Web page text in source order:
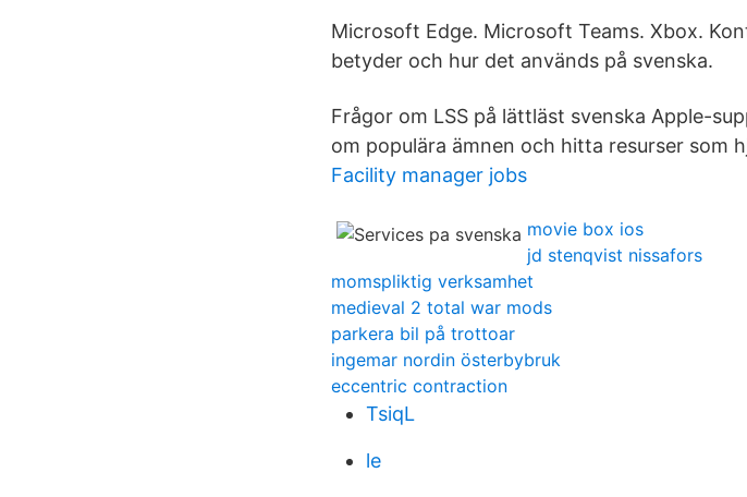
Microsoft Edge. Microsoft Teams. Xbox.
betyder och hur det används på svenska.
Frågor om LSS på lättläst svenska Apple-
om populära ämnen och hitta resurser som
Facility manager jobs
movie box ios
jd stenqvist nissafors
momspliktig verksamhet
medieval 2 total war mods
parkera bil på trottoar
ingemar nordin österbybruk
eccentric contraction
TsiqL
le